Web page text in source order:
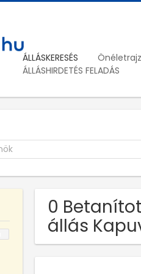
ÁLLÁSKERESÉS
ÁLLÁSHIRDETÉS FELADÁS
0
állás